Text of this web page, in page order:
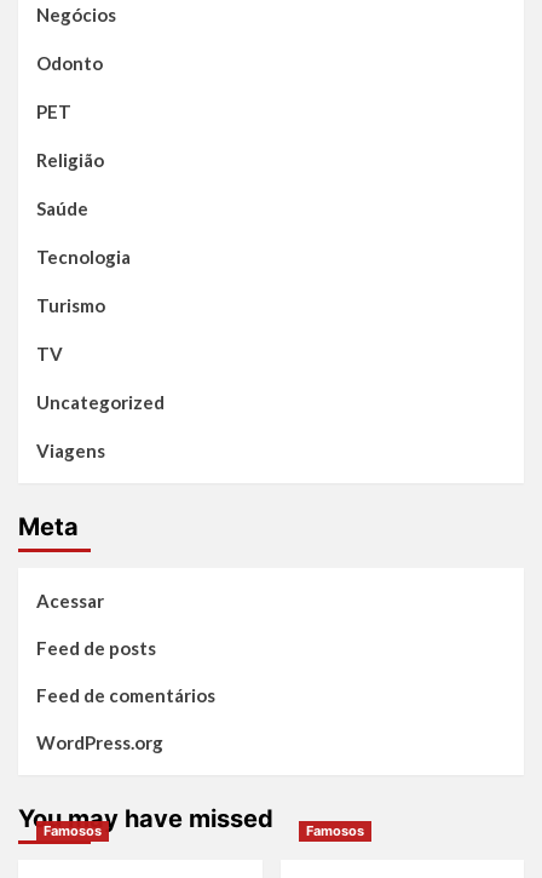
Negócios
Odonto
PET
Religião
Saúde
Tecnologia
Turismo
TV
Uncategorized
Viagens
Meta
Acessar
Feed de posts
Feed de comentários
WordPress.org
You may have missed
Famosos Famosos